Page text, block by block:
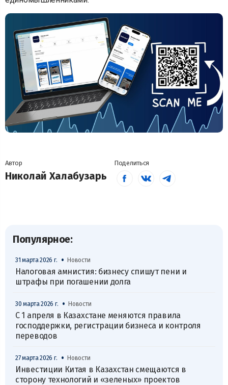
Автор
Николай Халабузарь
Поделиться
Популярное:
31 марта 2026 г. • Новости
Налоговая амнистия: бизнесу спишут пени и
штрафы при погашении долга
30 марта 2026 г. • Новости
С 1 апреля в Казахстане меняются правила
господдержки, регистрации бизнеса и контроля
переводов
27 марта 2026 г. • Новости
Инвестиции Китая в Казахстан смещаются в
сторону технологий и «зеленых» проектов